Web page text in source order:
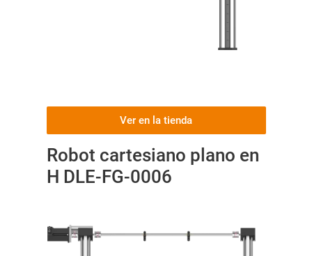
Ver en la tienda
Robot cartesiano plano en
H DLE-FG-0006